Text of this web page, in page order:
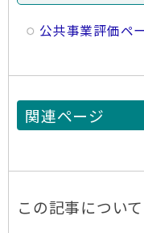
公共事業評価ペ
関連ページ
この記事につい